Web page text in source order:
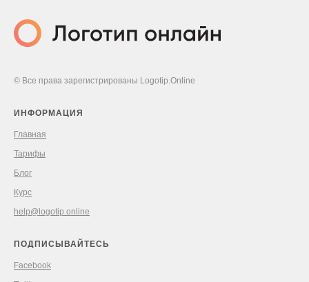
© Все права зарегистрированы Logotip.Online
ИНФОРМАЦИЯ
Главная
Тарифы
Блог
Курс
help@logotip.online
ПОДПИСЫВАЙТЕСЬ
Facebook